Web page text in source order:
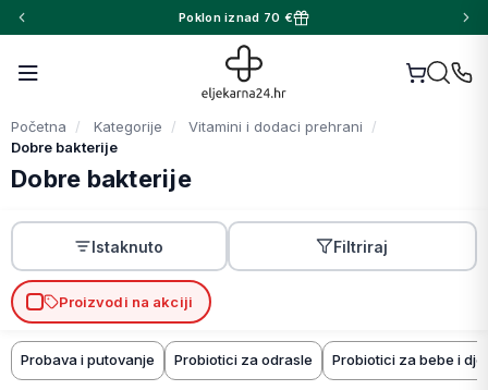
Poklon iznad 70 €
Početna Kategorije
Vitamini i dodaci prehrani
Dobre bakterije
Dobre bakterije
Istaknuto Filtriraj
Proizvodi na akciji
Probava i putovanje Probiotici za odrasle Probiotici za bebe i